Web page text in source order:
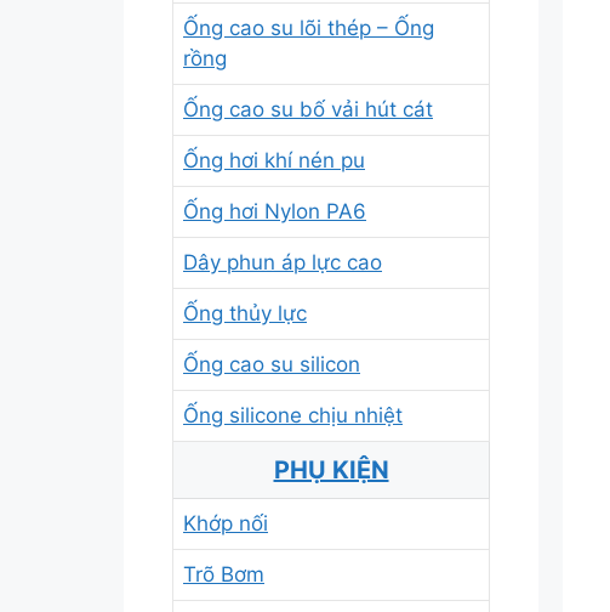
Ống cao su lõi thép – Ống
rồng
Ống cao su bố vải hút cát
Ống hơi khí nén pu
Ống hơi Nylon PA6
Dây phun áp lực cao
Ống thủy lực
Ống cao su silicon
Ống silicone chịu nhiệt
PHỤ KIỆN
Khớp nối
Trõ Bơm